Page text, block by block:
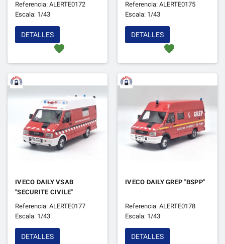
Referencia: ALERTE0172
Escala: 1/43
favorite
DETALLES
Referencia: ALERTE0175
Escala: 1/43
favorite
DETALLES
IVECO DAILY VSAB
"SECURITE CIVILE"
Referencia: ALERTE0177
Escala: 1/43
DETALLES
IVECO DAILY GREP "BSPP"
Referencia: ALERTE0178
Escala: 1/43
DETALLES